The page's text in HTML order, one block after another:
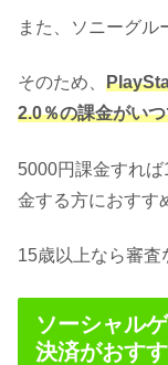
また、ソニーグル
そのため、
2.0％の課金がい
5000円課金すれ
金する方におすす
15歳以上なら審査
ソーシャル
決済がおす